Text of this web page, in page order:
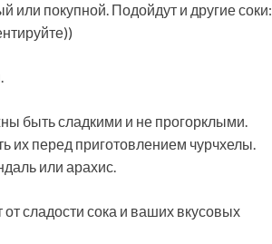
покупной. Подойдут и другие соки:
быть сладкими и не прогорклыми.
их перед приготовлением чурчхелы.
или арахис.
сладости сока и ваших вкусовых